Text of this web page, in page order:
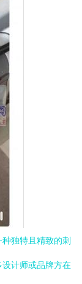
独特且精致的刺
计师或品牌方在